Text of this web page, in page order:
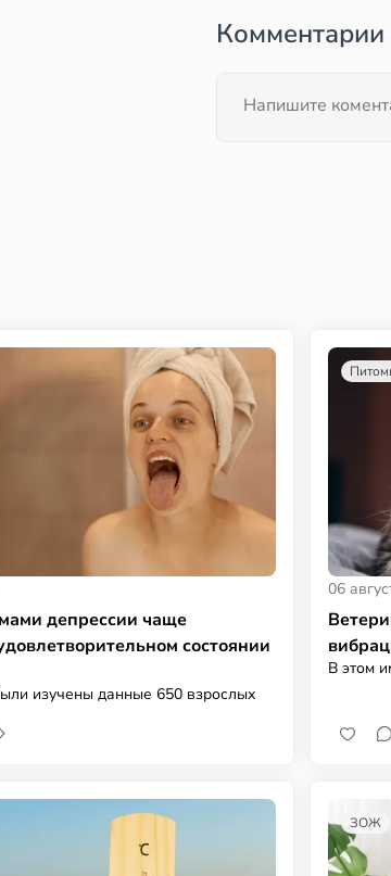
Комментарии
депрессии чаще
состоянии
изучены данные 650 взрослых
06
В этом
ЗОЖ